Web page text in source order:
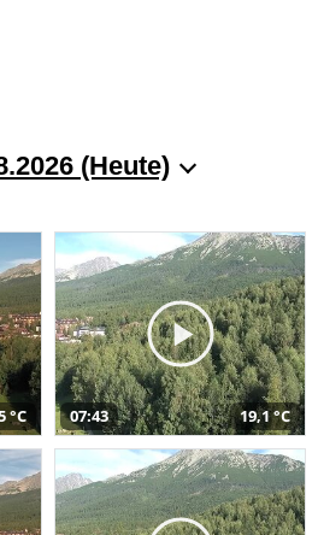
(Heute)
°C 07:43 19,1 °C